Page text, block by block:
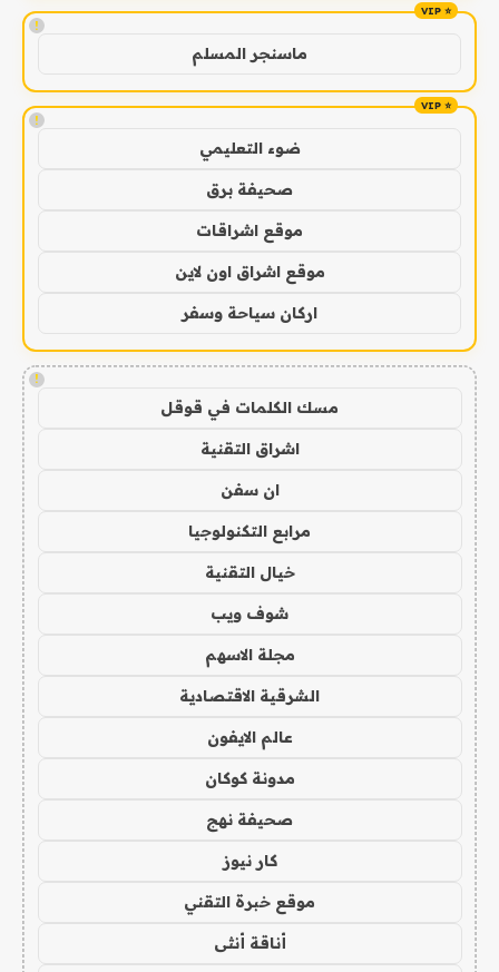
!
ماسنجر المسلم
!
ضوء التعليمي
صحيفة برق
موقع اشراقات
موقع اشراق اون لاين
اركان سياحة وسفر
!
مسك الكلمات في قوقل
اشراق التقنية
ان سفن
مرابع التكنولوجيا
خيال التقنية
شوف ويب
مجلة الاسهم
الشرقية الاقتصادية
عالم الايفون
مدونة كوكان
صحيفة نهج
كار نيوز
موقع خبرة التقني
أناقة أنثى